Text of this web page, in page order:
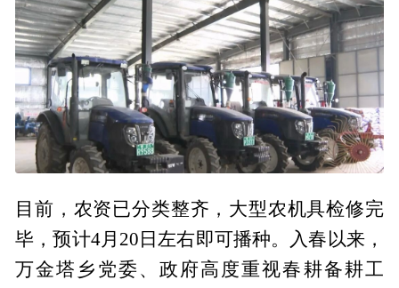
目前，农资已分类整齐，大型农机具检修完
毕，预计4月20日左右即可播种。入春以来，
万金塔乡党委、政府高度重视春耕备耕工